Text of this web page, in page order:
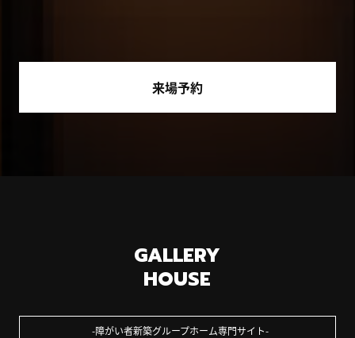
来場予約
GALLERY
HOUSE
障がい者新築グループホーム専門サイト